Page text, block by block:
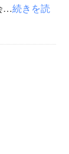
…続きを読